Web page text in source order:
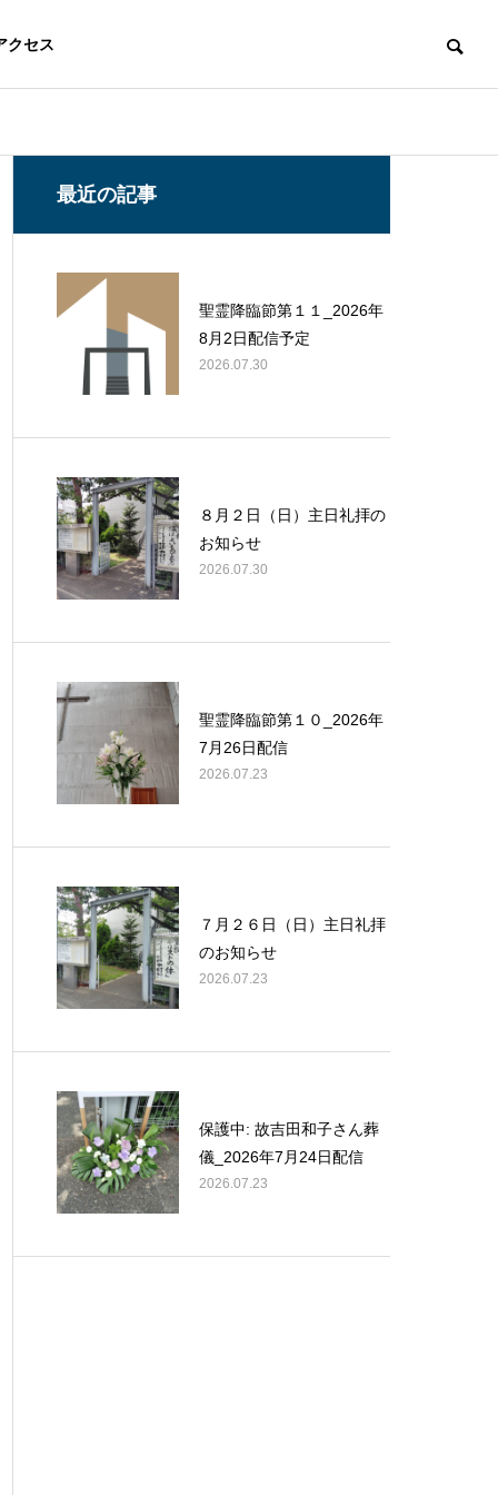
クセス
最近の記事
聖霊降臨節第１１_2026年
8月2日配信予定
2026.07.30
８月２日（日）主日礼拝の
お知らせ
2026.07.30
聖霊降臨節第１０_2026年
7月26日配信
2026.07.23
７月２６日（日）主日礼拝
のお知らせ
2026.07.23
保護中: 故吉田和子さん葬
儀_2026年7月24日配信
2026.07.23